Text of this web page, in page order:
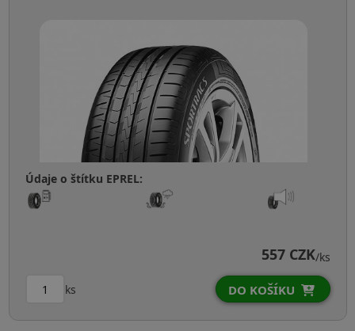
Údaje o štítku EPREL:
557 CZK/ks
ks DO KOŠÍKU